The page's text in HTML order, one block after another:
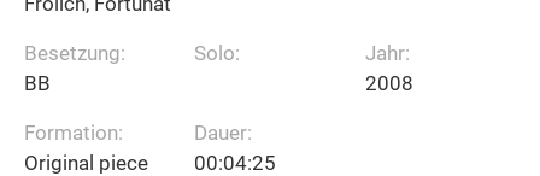
Besetzung:
BB
Formation:
Original piece
Solo:
Dauer:
00:04:25
Jahr:
2008